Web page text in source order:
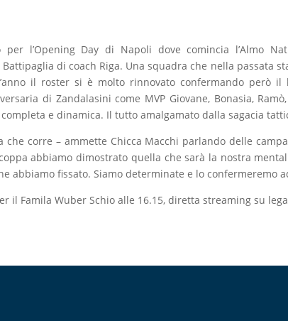
per l’Opening Day di Napoli dove comincia l’Almo
Battipaglia di coach Riga. Una squadra che nella passata
il roster si è molto rinnovato confermando però il
di Zandalasini come MVP Giovane, Bonasia,
e dinamica. Il tutto amalgamato dalla sagacia
che corre – ammette Chicca Macchi parlando delle
abbiamo dimostrato quella che sarà la nostra
abbiamo fissato. Siamo determinate e lo confermeremo
il Famila Wuber Schio alle 16.15, diretta streaming su